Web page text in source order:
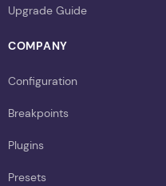
Upgrade Guide
COMPANY
Configuration
Breakpoints
Plugins
Presets